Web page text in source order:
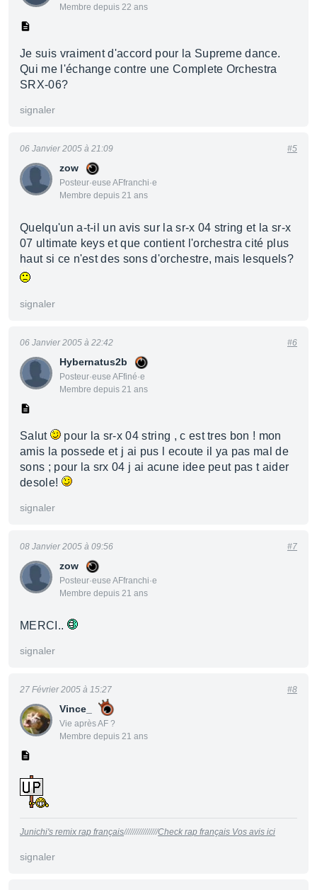
Membre depuis 22 ans
Je suis vraiment d'accord pour la Supreme dance.
Qui me l'échange contre une Complete Orchestra
SRX-06?
signaler
zow
Posteur·euse AFfranchi·e
Membre depuis 21 ans
06 Janvier 2005 à 21:09 #5
Quelqu'un a-t-il un avis sur la sr-x 04 string et la sr-x
07 ultimate keys et que contient l'orchestra cité plus
haut si ce n'est des sons d'orchestre, mais lesquels?
signaler
Hybernatus2b
Posteur·euse AFfiné·e
Membre depuis 21 ans
06 Janvier 2005 à 22:42 #6
Salut
pour la sr-x 04 string , c est tres bon ! mon
amis la possede et j ai pus l ecoute il ya pas mal de
sons ; pour la srx 04 j ai acune idee peut pas t aider
desole!
signaler
zow
Posteur·euse AFfranchi·e
Membre depuis 21 ans
08 Janvier 2005 à 09:56 #7
MERCI..
signaler
Vince_
Vie après AF ?
Membre depuis 21 ans
27 Février 2005 à 15:27 #8
Junichi's remix rap français////////////////Check rap français Vos avis ici
signaler